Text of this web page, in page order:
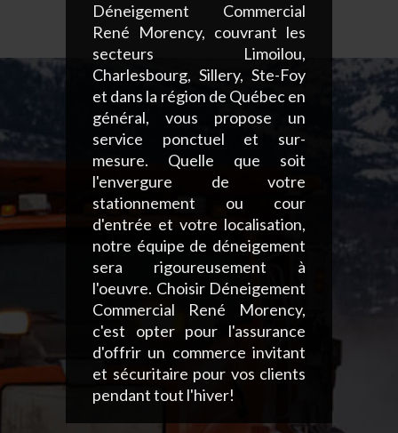
Déneigement Commercial
René Morency, couvrant les
secteurs Limoilou,
Charlesbourg, Sillery, Ste-Foy
et dans la région de Québec en
général, vous propose un
service ponctuel et sur-
mesure. Quelle que soit
l'envergure de votre
stationnement ou cour
d'entrée et votre localisation,
notre équipe de déneigement
sera rigoureusement à
l'oeuvre. Choisir Déneigement
Commercial René Morency,
c'est opter pour l'assurance
d'offrir un commerce invitant
et sécuritaire pour vos clients
pendant tout l'hiver!